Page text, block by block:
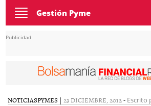
Toggle
navigation
Gestión Pyme
Publicidad
NOTICIASPYMES | 23 DICIEMBRE, 2012- Escrito